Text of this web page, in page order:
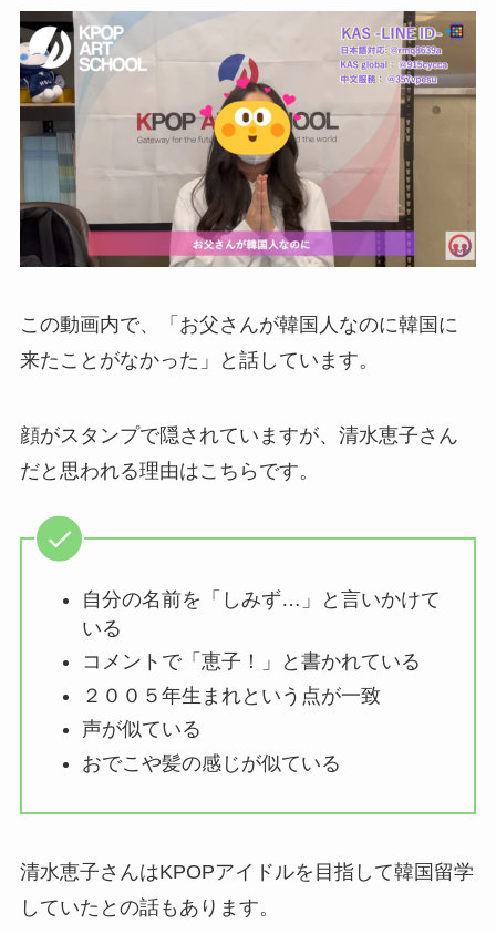
この動画内で、「お父さんが韓国人なのに韓国に
来たことがなかった」と話しています。
顔がスタンプで隠されていますが、清水恵子さん
だと思われる理由はこちらです。
自分の名前を「しみず…」と言いかけて
いる
コメントで「恵子！」と書かれている
２００５年生まれという点が一致
声が似ている
おでこや髪の感じが似ている
清水恵子さんはKPOPアイドルを目指して韓国留学
していたとの話もあります。